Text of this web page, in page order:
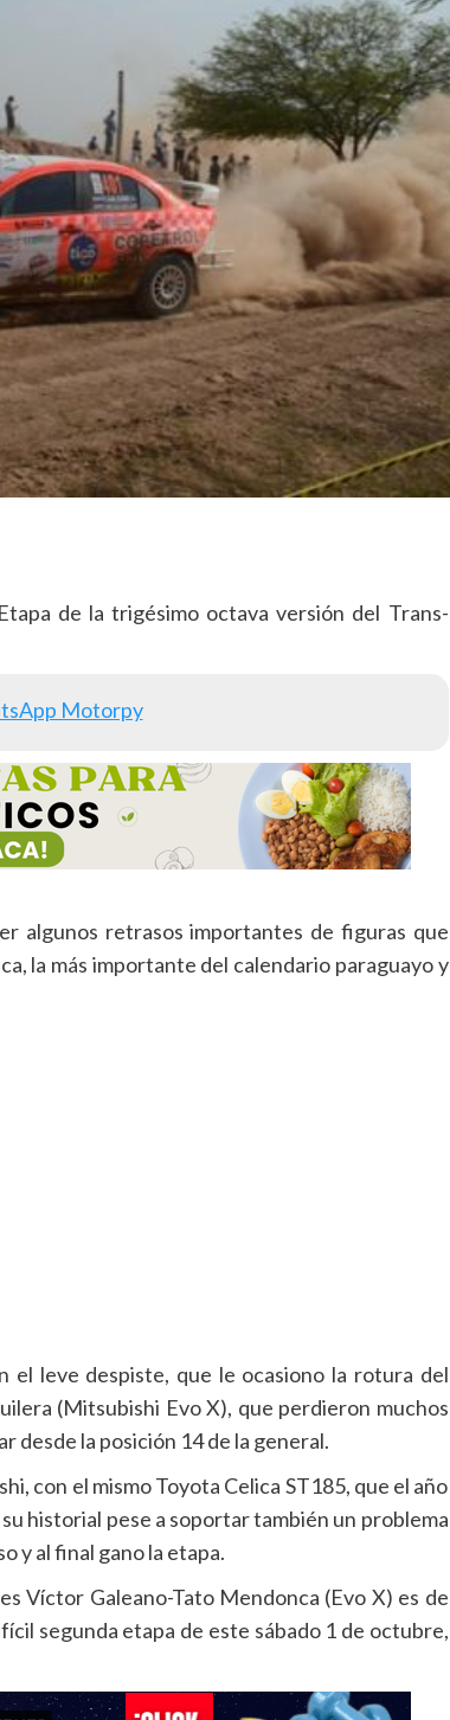
de la trigésimo octava versión del Trans-
Motorpy
algunos retrasos importantes de figuras que
la más importante del calendario paraguayo y
el leve despiste, que le ocasiono la rotura del
(Mitsubishi Evo X), que perdieron muchos
desde la posición 14 de la general.
con el mismo Toyota Celica ST185, que el año
historial pese a soportar también un problema
y al final gano la etapa.
Víctor Galeano-Tato Mendonca (Evo X) es de
segunda etapa de este sábado 1 de octubre,